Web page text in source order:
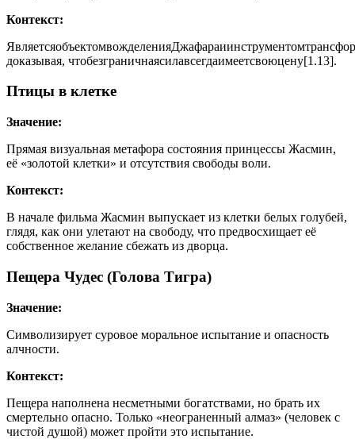
Контекст:
доказывая, чтобезграничнаясилавсегдаимеетсвоюцену[1.13].
Птицы в клетке
Значение:
Прямая визуальная метафора состояния принцессы Жасмин,
её «золотой клетки» и отсутствия свободы воли.
Контекст:
В начале фильма Жасмин выпускает из клетки белых голубей,
глядя, как они улетают на свободу, что предвосхищает её
собственное желание сбежать из дворца.
Пещера Чудес (Голова Тигра)
Значение:
Символизирует суровое моральное испытание и опасность
алчности.
Контекст:
Пещера наполнена несметными богатствами, но брать их
смертельно опасно. Только «неограненный алмаз» (человек с
чистой душой) может пройти это испытание.